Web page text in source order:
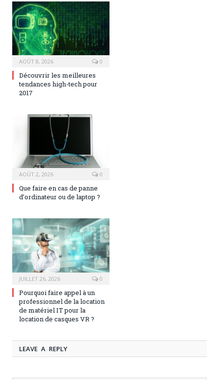
AOÛT 8, 2026 0
Découvrir les meilleures
tendances high-tech pour
2017
AOÛT 2, 2026 0
Que faire en cas de panne
d’ordinateur ou de laptop ?
JUILLET 26, 2026 0
Pourquoi faire appel à un
professionnel de la location
de matériel IT pour la
location de casques VR ?
LEAVE A REPLY